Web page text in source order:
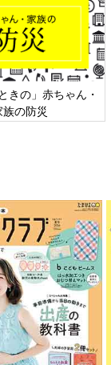
、オンライン面
集中できず、赤ち
がありました。で
ゃんに届けること
るんだ”というこ
した。考えても
赤ちゃんに家族
てください。
）施設を対象
るプロジェクトを
、広島、大阪に
ムがさらに多く
勝手や機能に
ています。
きの」赤ちゃん・
族の防災